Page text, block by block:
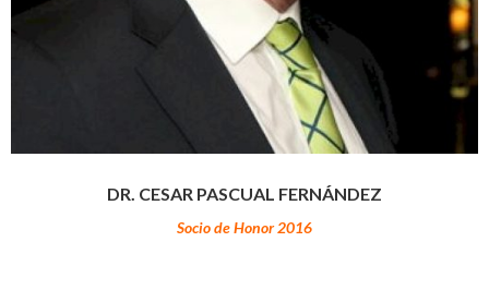
DR. CESAR PASCUAL FERNÁNDEZ
Socio de Honor 2016